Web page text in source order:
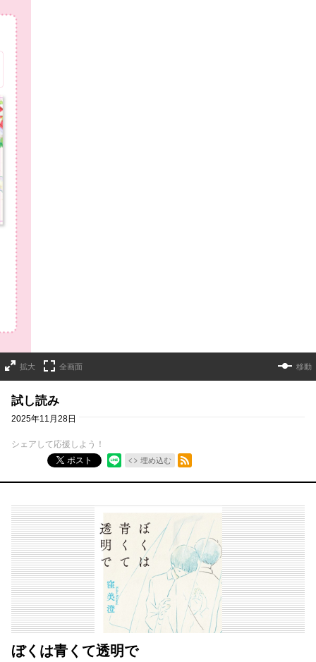
拡大 全画面 移動
試し読み
2025年11月28日
シェアして応援しよう！
ポスト
埋め込む
RSSフィード
ぼくは青くて透明で